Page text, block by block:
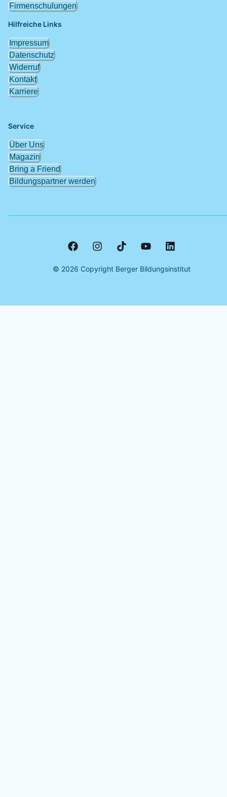
Hilfreiche Links
Impressum
Datenschutz
Widerruf
Kontakt
Karriere
Service
Über Uns
Magazin
Bring a Friend
Bildungspartner werden
Firmenschulungen
© 2026 Copyright Berger Bildungsinstitut